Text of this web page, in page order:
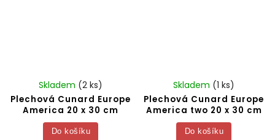
Plechová Cunard Europe
America 20 x 30 cm
Skladem (2 ks)
Do košíku
Plechová Cunard Europe
America two 20 x 30 cm
Skladem (1 ks)
Do košíku